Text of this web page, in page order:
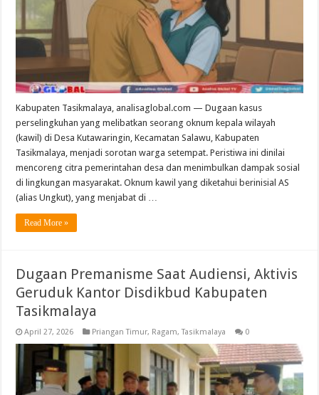
Kabupaten Tasikmalaya, analisaglobal.com — Dugaan kasus
perselingkuhan yang melibatkan seorang oknum kepala wilayah
(kawil) di Desa Kutawaringin, Kecamatan Salawu, Kabupaten
Tasikmalaya, menjadi sorotan warga setempat. Peristiwa ini dinilai
mencoreng citra pemerintahan desa dan menimbulkan dampak sosial
di lingkungan masyarakat. Oknum kawil yang diketahui berinisial AS
(alias Ungkut), yang menjabat di …
Read More »
Dugaan Premanisme Saat Audiensi, Aktivis
Geruduk Kantor Disdikbud Kabupaten
Tasikmalaya
April 27, 2026 Priangan Timur, Ragam,Tasikmalaya 0